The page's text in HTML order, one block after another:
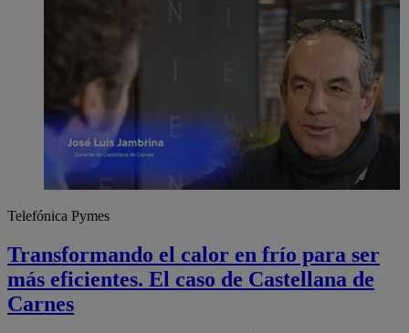
Telefónica Pymes
Transformando el calor en frío para ser
más eficientes. El caso de Castellana de
Carnes